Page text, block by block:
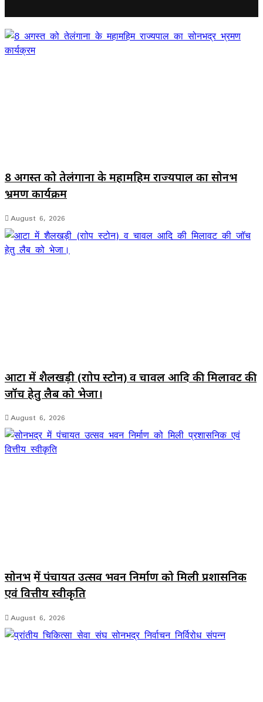
8 अगस्त को तेलंगाना के महामहिम राज्यपाल का सोनभद्र
भ्रमण कार्यक्रम
August 6, 2026
आटा में शैलखड़ी (राोप स्टोन) व चावल आदि की मिलावट की
जॉच हेतु लैब को भेजा।
August 6, 2026
सोनभद्र में पंचायत उत्सव भवन निर्माण को मिली प्रशासनिक
एवं वित्तीय स्वीकृति
August 6, 2026